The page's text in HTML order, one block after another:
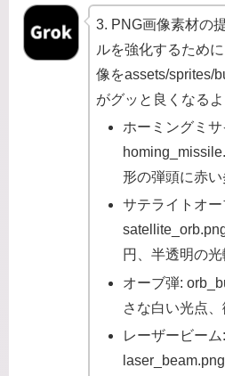
3. PNG画像素材の
ルを強化するため
像をassets/sprites/
がグッと良くなるよ
ホーミングミサ
形の弾頭に赤い
サテライトオー
円、半透明の光
オーブ弾:
さな白い光点、
レーザービーム: